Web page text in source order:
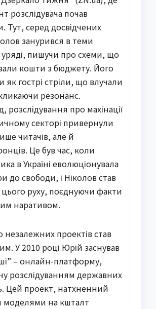
розслідувача почав
Тут, серед досвідчених
занурився в теми
уряді, пишучи про схеми, що
кошти з бюджету. Його
як гострі стріли, що влучали
резонанс.
розслідування про махінації
секторі привернули
читачів, але й
Це був час, коли
в Україні еволюціонувала
до свободи, і Ніколов став
руху, поєднуючи факти
наративом.
незалежних проектів став
У 2010 році Юрій заснував
– онлайн-платформу,
розслідуванням державних
Цей проект, натхненний
моделями на кшталт